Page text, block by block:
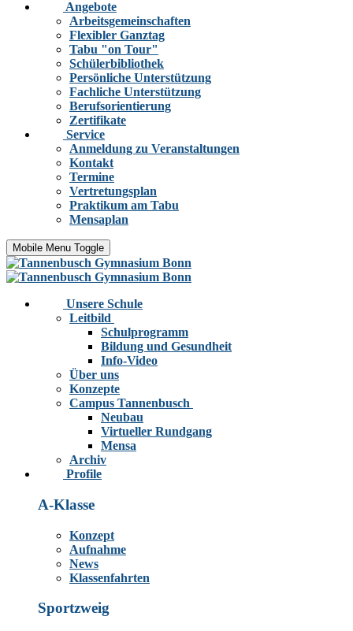
Angebote
Arbeitsgemeinschaften
Flexibler Ganztag
Tabu "on Tour"
Schülerbibliothek
Persönliche Unterstützung
Fachliche Unterstützung
Berufsorientierung
Zertifikate
Service
Anmeldung zu Veranstaltungen
Kontakt
Termine
Vertretungsplan
Praktikum am Tabu
Mensaplan
Mobile Menu Toggle
Unsere Schule
Leitbild
Schulprogramm
Bildung und Gesundheit
Info-Video
Über uns
Konzepte
Campus Tannenbusch
Neubau
Virtueller Rundgang
Mensa
Archiv
Profile
A-Klasse
Konzept
Aufnahme
News
Klassenfahrten
Sportzweig